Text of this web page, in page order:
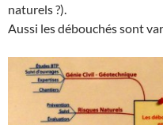
naturels ?).
Aussi les débouchés sont